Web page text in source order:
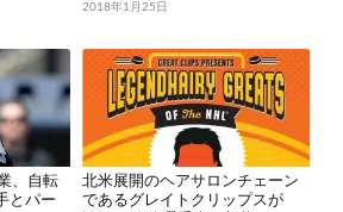
2018年1月25日
、自転
とパー
北米展開のヘアサロンチェーン
であるグレイトクリップスが